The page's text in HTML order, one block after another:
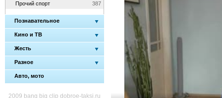
387
Прочий спорт
Познавательное
Кино и ТВ
Жесть
Разное
Авто, мото
2009 bang big clip dobroe-taksi.ru